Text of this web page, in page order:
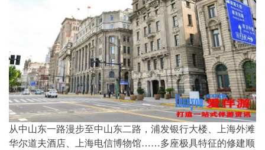
从中山东一路漫步至中山东二路，浦发银行大楼、上海外滩
华尔道夫酒店、上海电信博物馆……多座极具特征的修建顺